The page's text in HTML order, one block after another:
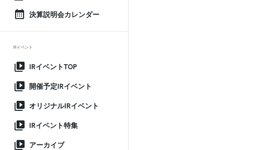
決算説明会カレンダー
IRイベント
IRイベントTOP
開催予定IRイベント
オリジナルIRイベント
IRイベント特集
アーカイブ